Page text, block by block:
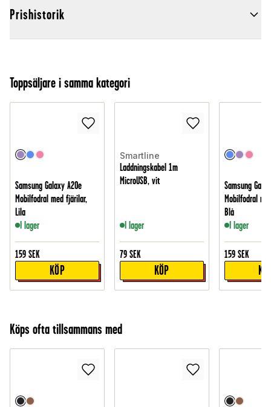
Prishistorik
Toppsäljare i samma kategori
Samsung Galaxy A20e
Mobilfodral med fjärilar,
Lila
I lager
159 SEK
KÖP
Smartline
Laddningskabel 1m
MicroUSB, vit
I lager
79 SEK
KÖP
Samsung
Mobilfodral
Blå
I lager
159 SEK
Köps ofta tillsammans med